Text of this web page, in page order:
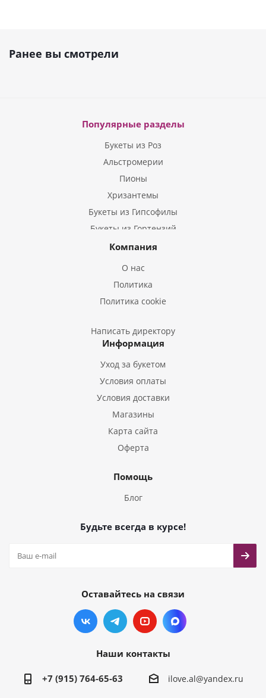
Ранее вы смотрели
Популярные разделы
Букеты из Роз
Альстромерии
Пионы
Хризантемы
Букеты из Гипсофилы
Букеты из Гортензий
Букеты из Ирисов
Букеты из Эустом
Букеты из Гладиолусов
Букеты из Тюльпанов
Компания
О нас
Политика
Политика cookie
Написать директору
Информация
Уход за букетом
Условия оплаты
Условия доставки
Магазины
Карта сайта
Оферта
Помощь
Блог
Будьте всегда в курсе!
Оставайтесь на связи
Наши контакты
+7 (915) 764-65-63 ilove.al@yandex.ru